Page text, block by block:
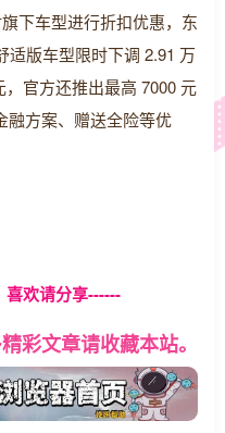
下车型进行折扣优惠，东
适版车型限时下调 2.91 万
官方还推出最高 7000 元
融方案、赠送全险等优
欢请分享------
彩文章请收藏本站。